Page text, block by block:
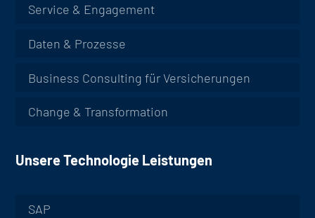
Service & Engagement
Daten & Prozesse
Business Consulting für Versicherungen
Change & Transformation
Unsere Technologie Leistungen
SAP